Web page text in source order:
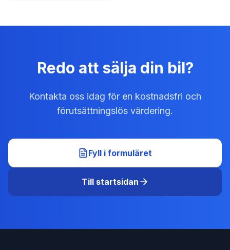
Redo att sälja din bil?
Kontakta oss idag för en kostnadsfri och
förutsättningslös värdering.
Fyll i formuläret
Till startsidan